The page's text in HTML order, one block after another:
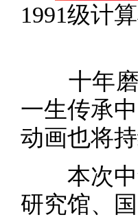
1991级计
十年磨
一生传承
动画也将
本次中
研究馆、